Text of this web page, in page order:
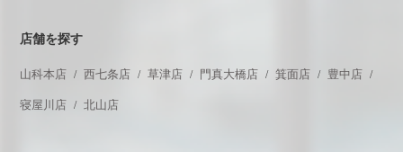
店舗を探す
山科本店 西七条店 草津店 門真大橋店 箕面店 豊中店
寝屋川店 北山店